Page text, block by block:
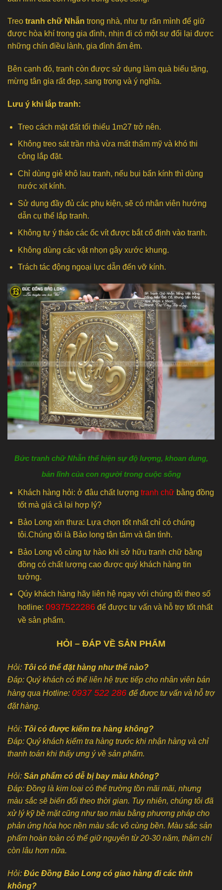
Treo tranh chữ Nhẫn trong nhà, như tự răn mình để giữ
được hòa khí trong gia đình, nhịn đi có một sự đổi lại được
những chín điều lành, gia đình ấm êm.
Bên cạnh đó, tranh còn được sử dụng làm quà biếu tặng,
mừng tân gia rất đẹp, sang trọng và ý nghĩa.
Lưu ý khi lắp tranh:
Treo cách mặt đất tối thiểu 1m27 trở nên.
Không treo sát trần nhà vừa mất thẩm mỹ và khó thi
công lắp đặt.
Chỉ dùng giẻ khô lau tranh, nếu bụi bẩn kính thì dùng
nước xịt kính.
Sử dụng đầy đủ các phụ kiện, sẽ có nhân viên hướng
dẫn cụ thể lắp tranh.
Không tự ý tháo các ốc vít được bắt cố định vào tranh.
Không dùng các vật nhọn gây xước khung.
Trách tác động ngoại lực dẫn đến vỡ kính.
Bức tranh chữ Nhẫn thể hiện sự độ lượng, khoan dung,
bản lĩnh của con người trong cuộc sống
Khách hàng hỏi: ở đâu chất lượng tranh chữbằng đồng
tốt mà giá cả lại hợp lý?
Bảo Long xin thưa: Lựa chọn tốt nhất chỉ có chúng
tôi.Chúng tôi là Bảo long tận tâm và tận tình.
Bảo Long vô cùng tự hào khi sở hữu tranh chữ bằng
đồng có chất lượng cao được quý khách hàng tin
tưởng.
Qúy khách hàng hãy liên hệ ngay với chúng tôi theo số
hotline: 0937522286để được tư vấn và hỗ trợ tốt nhất
về sản phẩm.
HỎI – ĐÁP VỀ SẢN PHẨM
Hỏi: Tôi có thể đặt hàng như thế nào?
Đáp: Quý khách có thể liên hệ trực tiếp cho nhân viên bán
hàng qua Hotline: 0937 522 286 để được tư vấn và hỗ trợ
đặt hàng.
Hỏi: Tôi có được kiểm tra hàng không?
Đáp: Quý khách kiểm tra hàng trước khi nhận hàng và chỉ
thanh toán khi thấy ưng ý về sản phẩm.
Hỏi: Sản phẩm có dễ bị bay màu không?
Đáp: Đồng là kim loại có thể trường tồn mãi mãi, nhưng
màu sắc sẽ biến đổi theo thời gian. Tuy nhiên, chúng tôi đã
xử lý kỹ bề mặt cũng như tạo màu bằng phương pháp cho
phản ứng hóa học nền màu sắc vô cùng bền. Màu sắc sản
phẩm hoàn toàn có thể giữ nguyên từ 20-30 năm, thậm chí
còn lâu hơn nữa.
Hỏi: Đúc Đồng Bảo Long có giao hàng đi các tỉnh
không?